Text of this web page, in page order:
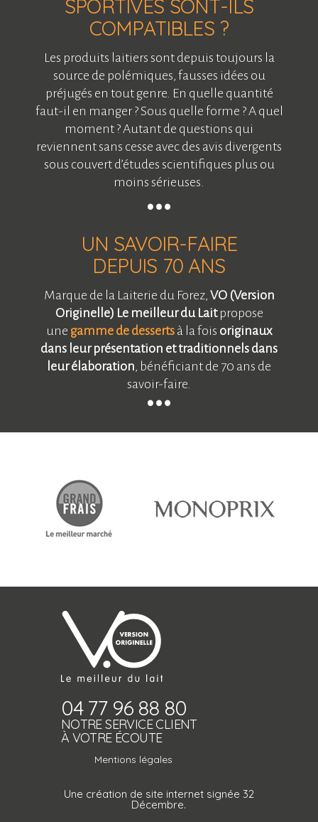
SPORTIVES SONT-ILS
COMPATIBLES ?
Les produits laitiers sont depuis toujours la
source de polémiques, fausses idées ou
préjugés en tout genre. En quelle quantité
faut-il en manger ? Sous quelle forme ? A quel
moment ? Autant de questions qui
reviennent sans cesse avec des avis divergents
sous couvert d’études scientifiques plus ou
moins sérieuses.
UN SAVOIR-FAIRE
DEPUIS 70 ANS
Marque de la Laiterie du Forez, VO (Version
Originelle) Le meilleur du Laitpropose
une gamme de desserts à la fois originaux
dans leur présentation et traditionnels dans
leur élaboration , bénéficiant de 70 ans de
savoir-faire.
04 77 96 88 80
NOTRE SERVICE CLIENT
À VOTRE ÉCOUTE
Mentions légales
Une création de site internet signée 32
Décembre.